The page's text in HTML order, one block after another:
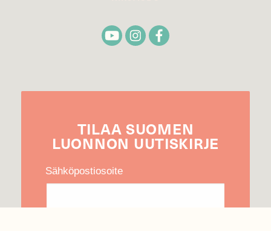
TILAA SUOMEN
LUONNON UUTIS­KIRJE
Sähköpostiosoite